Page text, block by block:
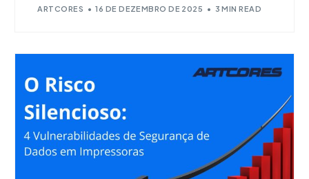
ARTCORES 16 DE DEZEMBRO DE 2025 3 MIN READ